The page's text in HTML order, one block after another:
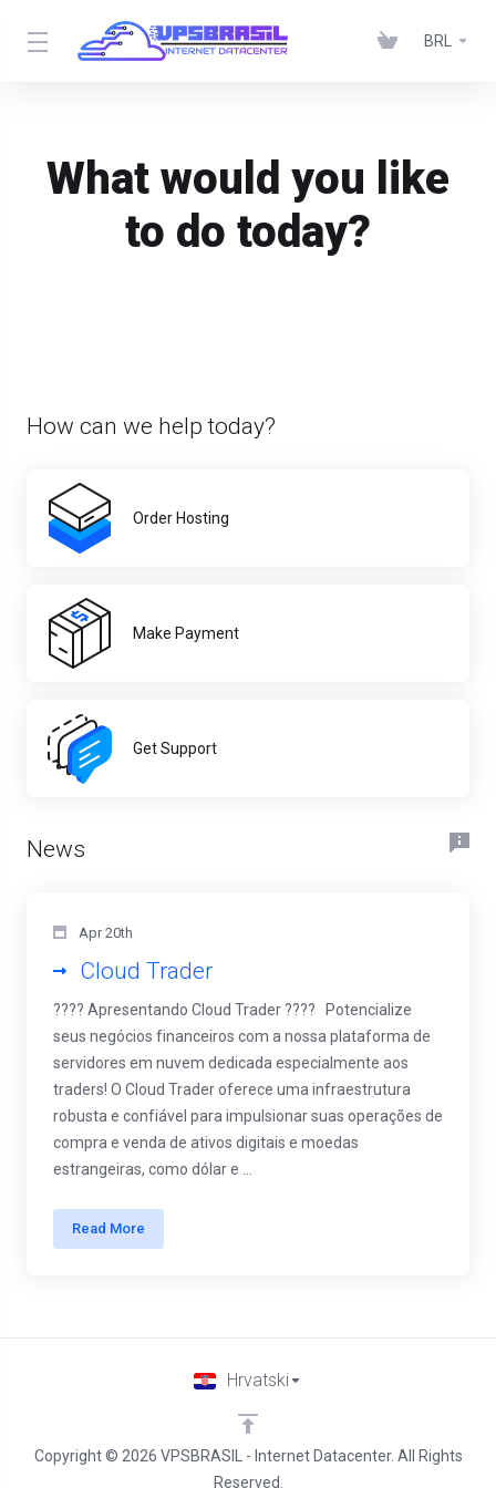
BRL
What would you like
to do today?
How can we help today?
Order Hosting
Make Payment
Get Support
News
Apr 20th
Cloud Trader
???? Apresentando Cloud Trader ???? Potencialize
seus negócios financeiros com a nossa plataforma de
servidores em nuvem dedicada especialmente aos
traders! O Cloud Trader oferece uma infraestrutura
robusta e confiável para impulsionar suas operações de
compra e venda de ativos digitais e moedas
estrangeiras, como dólar e ...
Read More
Copyright © 2026 VPSBRASIL - Internet Datacenter. All Rights
Reserved.
Hrvatski